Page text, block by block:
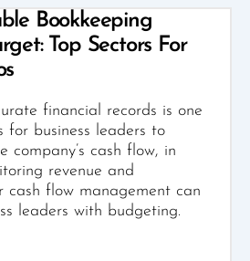
Bookkeeping
Top Sectors For
financial records is one
for business leaders to
company’s cash flow, in
revenue and
cash flow management can
leaders with budgeting.